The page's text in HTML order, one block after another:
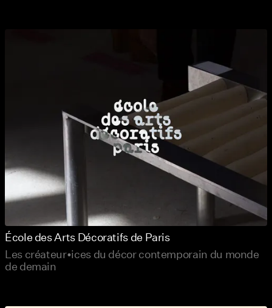
École des Arts Décoratifs de Paris
Les créateur•ices du décor contemporain du monde
de demain